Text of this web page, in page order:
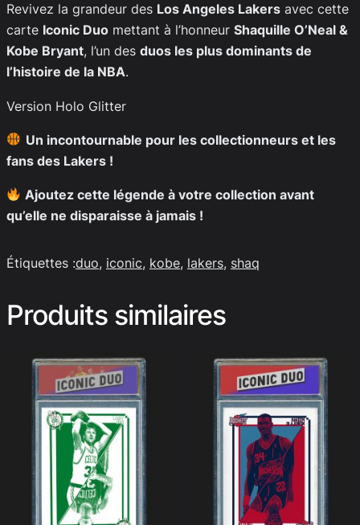
Revivez la grandeur des Los Angeles Lakers avec cette
carte Iconic Duo mettant à l’honneur Shaquille O’Neal &
Kobe Bryant, l’un des duos les plus dominants de
l’histoire de la NBA.
Version Holo Glitter
Un incontournable pour les collectionneurs et les
fans des Lakers !
Ajoutez cette légende à votre collection avant
qu’elle ne disparaisse à jamais !
Étiquettes :duo, iconic, kobe, lakers, shaq
Produits similaires